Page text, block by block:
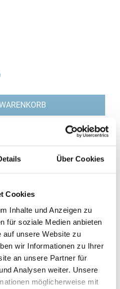
Über Cookies
Cookies
Inhalte und Anzeigen zu
für soziale Medien anbieten
auf unsere Website zu
wir Informationen zu Ihrer
an unsere Partner für
Analysen weiter. Unsere
möglicherweise mit
die Möglichkeit, eine Bestellung
/ ANGEBOT